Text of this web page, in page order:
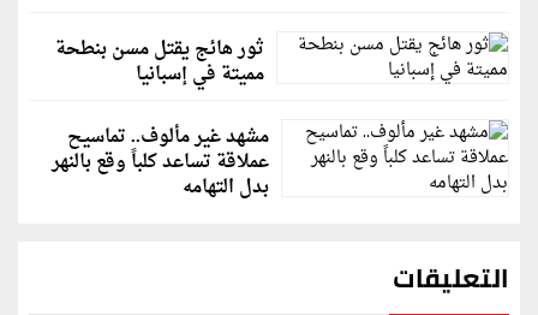
ثور هائج يقتل مسن بنطحة
مميتة في إسبانيا
مشهد غير مألوف.. تماسيح
عملاقة تساعد كلباً وقع بالنهر
بدل التهامه
التعليقات